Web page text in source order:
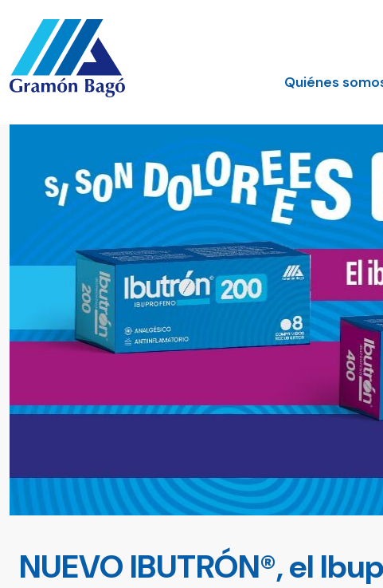
Quiénes
NUEVO IBUTRÓN®, el